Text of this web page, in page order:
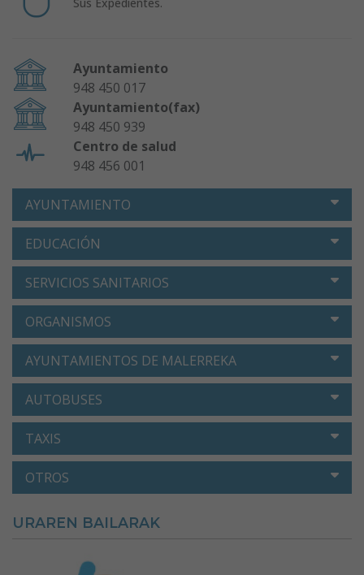
Ayuntamiento
948 450 017
Ayuntamiento(fax)
948 450 939
Centro de salud
948 456 001
AYUNTAMIENTO
EDUCACIÓN
SERVICIOS SANITARIOS
ORGANISMOS
AYUNTAMIENTOS DE MALERREKA
AUTOBUSES
TAXIS
OTROS
URAREN BAILARAK